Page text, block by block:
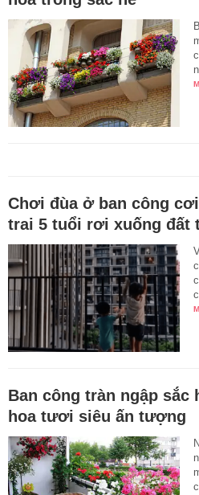
Chơi đùa ở ban công
trai 5 tuổi rơi xuống đất
Ban công tràn ngập
hoa tươi siêu ấn tượng